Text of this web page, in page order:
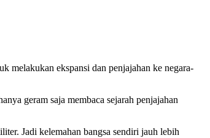
melakukan ekspansi dan penjajahan ke negara-
geram saja membaca sejarah penjajahan
Jadi kelemahan bangsa sendiri jauh lebih